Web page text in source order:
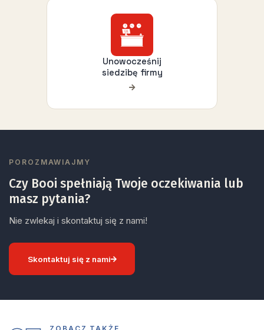
Unowocześnij
siedzibę firmy
POROZMAWIAJMY
Czy Booi spełniają Twoje oczekiwania lub
masz pytania?
Nie zwlekaj i skontaktuj się z nami!
Skontaktuj się z nami